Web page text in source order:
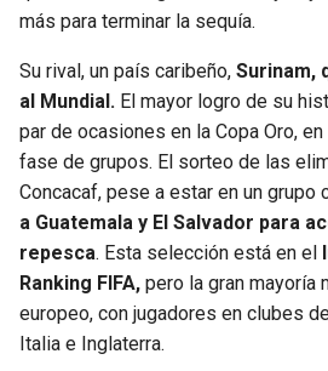
más para terminar la sequía.
Su rival, un país caribeño, Surinam,
al Mundial. El mayor logro de su
par de ocasiones en la Copa Oro,
fase de grupos. El sorteo de las
Concacaf, pese a estar en un grupo
a Guatemala y El Salvador para
repesca. Esta selección está en el
Ranking FIFA, pero la gran mayoría
europeo, con jugadores en clubes
Italia e Inglaterra.